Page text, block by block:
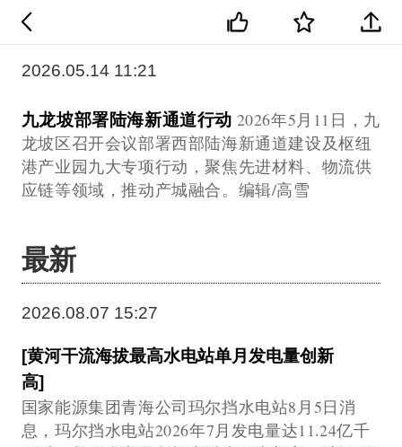
2026.05.14 11:21
九龙坡部署陆海新通道行动 2026年5月11日，九
龙坡区召开会议部署西部陆海新通道建设及枢纽
港产业园九大专项行动，聚焦先进材料、物流供
应链等领域，推动产城融合。编辑/高雪
最新
2026.08.07 15:27
[黄河干流海拔最高水电站单月发电量创新
高]
国家能源集团青海公司玛尔挡水电站8月5日消
息，玛尔挡水电站2026年7月发电量达11.24亿千